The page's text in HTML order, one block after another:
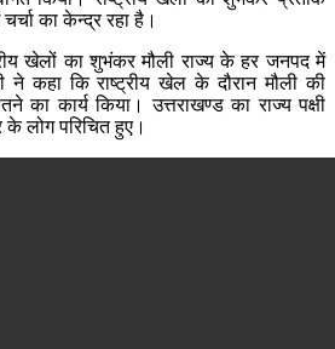
चर्चा का केन्द्र रहा है।
खेलों का शुभंकर मौली राज्य के हर जनपद में
कहा कि राष्ट्रीय खेल के दौरान मौली की
का कार्य किया। उत्तराखण्ड का राज्य पक्षी
के लोग परिचित हुए।